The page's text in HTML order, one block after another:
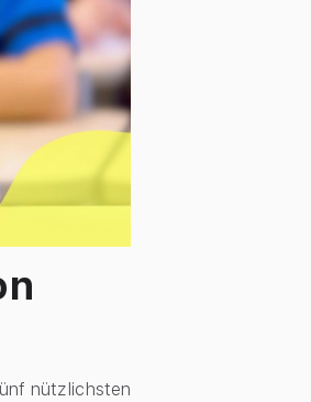
nützlichsten